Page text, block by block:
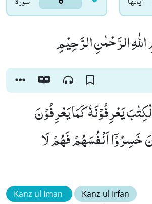
الرَّحْمٰنِ الرَّحِیْمِ
یَعْرِفُوْنَهٗ كَمَا یَعْرِفُوْنَ
خَسِرُوْۤا اَنْفُسَهُمْ فَهُمْ لَا
Kanz ul Iman Kanz ul Irfan